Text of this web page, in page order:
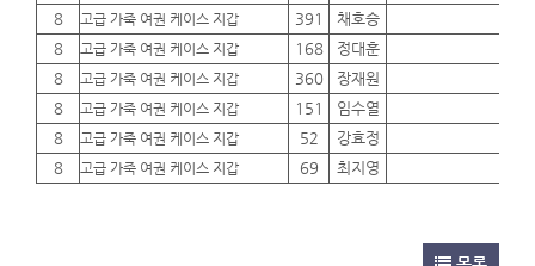
8
고급 가죽 여권 케이스 지갑 391 채호승
8
고급 가죽 여권 케이스 지갑 168 정대훈
8
고급 가죽 여권 케이스 지갑 360 장재원
8
고급 가죽 여권 케이스 지갑 151 임수열
8
고급 가죽 여권 케이스 지갑 52 강효정
8
고급 가죽 여권 케이스 지갑 69 최지영